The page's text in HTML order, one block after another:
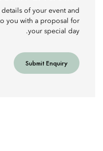
of your event and
you with a proposal for
your special day.
Submit Enquiry